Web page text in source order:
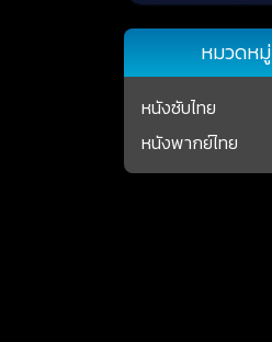
หมวดหมู่
หนังซับไทย
หนังพากย์ไทย